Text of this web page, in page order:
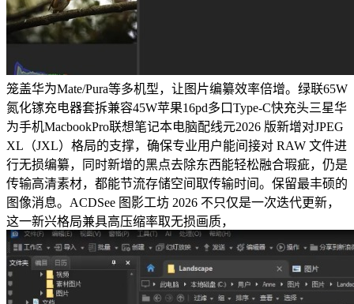
笼盖华为Mate/Pura等多机型，让图片编纂效率倍增。绿联65W
氮化镓充电器套拆兼容45W苹果16pd多口Type-C快充头三星华
为手机MacbookPro联想笔记本电脑配线元2026 版新增对JPEG
XL（JXL）格局的支撑，确保专业用户能间接对 RAW 文件进
行无损编纂，同时新增的黑点去除东西能轻松融合瑕疵，仍是
传输高清素材，都能节流存储空间取传输时间。保留最丰硕的
图像消息。ACDSee 图影工坊 2026 不只仅是一次迭代更新，
这一新兴格局兼具高压缩率取无损画质，